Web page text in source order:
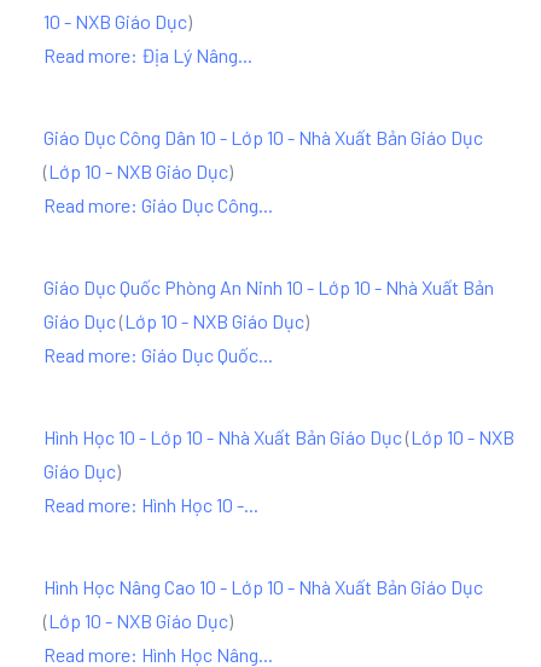
10 - NXB Giáo Dục)
Read more: Địa Lý Nâng...
Giáo Dục Công Dân 10 - Lớp 10 - Nhà Xuất Bản Giáo Dục
(Lớp 10 - NXB Giáo Dục)
Read more: Giáo Dục Công...
Giáo Dục Quốc Phòng An Ninh 10 - Lớp 10 - Nhà Xuất Bản
Giáo Dục(Lớp 10 - NXB Giáo Dục)
Read more: Giáo Dục Quốc...
Hình Học 10 - Lớp 10 - Nhà Xuất Bản Giáo Dục(Lớp 10 - NXB
Giáo Dục)
Read more: Hình Học 10 -...
Hình Học Nâng Cao 10 - Lớp 10 - Nhà Xuất Bản Giáo Dục
(Lớp 10 - NXB Giáo Dục)
Read more: Hình Học Nâng...